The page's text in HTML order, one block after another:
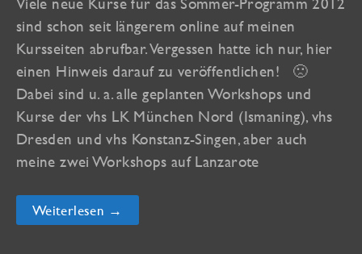
sind schon seit längerem online auf meinen
Kursseiten abrufbar. Vergessen hatte ich nur, hier
einen Hinweis darauf zu veröffentlichen! 🙁
Dabei sind u. a. alle geplanten Workshops und
Kurse der vhs LK München Nord (Ismaning), vhs
Dresden und vhs Konstanz-Singen, aber auch
meine zwei Workshops auf Lanzarote
Das
Kursprogramm
Weiterlesen →